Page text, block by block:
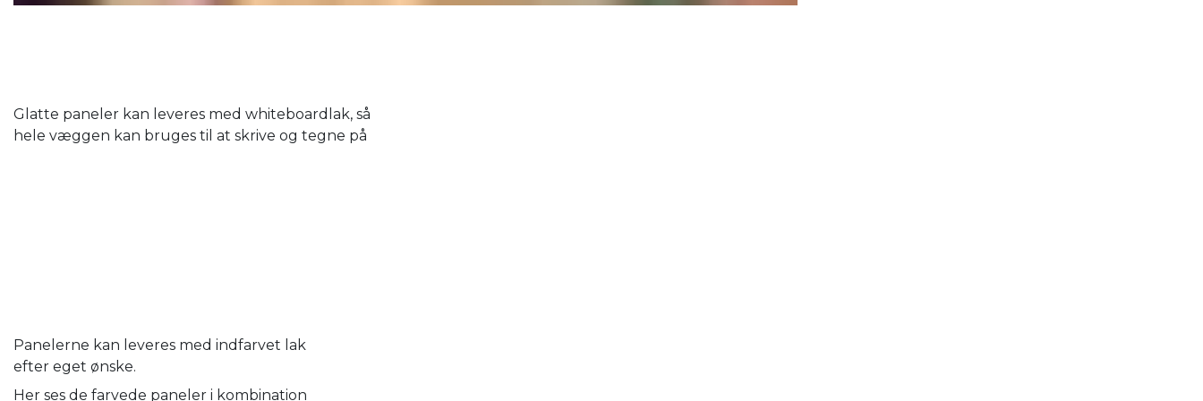
Glatte paneler kan leveres med whiteboardlak, så
hele væggen kan bruges til at skrive og tegne på
Panelerne kan leveres med indfarvet lak
efter eget ønske.
Her ses de farvede paneler i kombination